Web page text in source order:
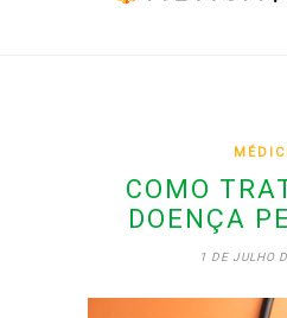
COMO
DOENÇA
1 DE JULHO